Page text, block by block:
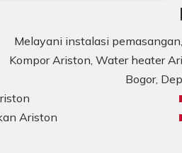
Melayani instalasi
Kompor Ariston, Water heater
Bogor,
Ariston